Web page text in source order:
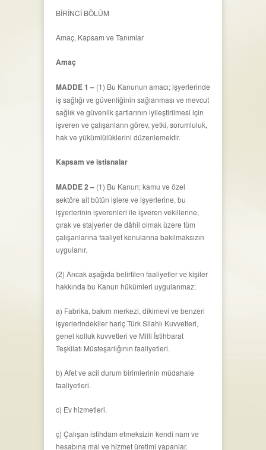
BİRİNCİ BÖLÜM
Amaç, Kapsam ve Tanımlar
Amaç
MADDE 1 – (1) Bu Kanunun amacı; işyerlerinde
iş sağlığı ve güvenliğinin sağlanması ve mevcut
sağlık ve güvenlik şartlarının iyileştirilmesi için
işveren ve çalışanların görev, yetki, sorumluluk,
hak ve yükümlülüklerini düzenlemektir.
Kapsam ve istisnalar
MADDE 2 – (1) Bu Kanun; kamu ve özel
sektöre ait bütün işlere ve işyerlerine, bu
işyerlerinin işverenleri ile işveren vekillerine,
çırak ve stajyerler de dâhil olmak üzere tüm
çalışanlarına faaliyet konularına bakılmaksızın
uygulanır.
(2) Ancak aşağıda belirtilen faaliyetler ve kişiler
hakkında bu Kanun hükümleri uygulanmaz:
a) Fabrika, bakım merkezi, dikimevi ve benzeri
işyerlerindekiler hariç Türk Silahlı Kuvvetleri,
genel kolluk kuvvetleri ve Milli İstihbarat
Teşkilatı Müsteşarlığının faaliyetleri.
b) Afet ve acil durum birimlerinin müdahale
faaliyetleri.
c) Ev hizmetleri.
ç) Çalışan istihdam etmeksizin kendi nam ve
hesabına mal ve hizmet üretimi yapanlar.